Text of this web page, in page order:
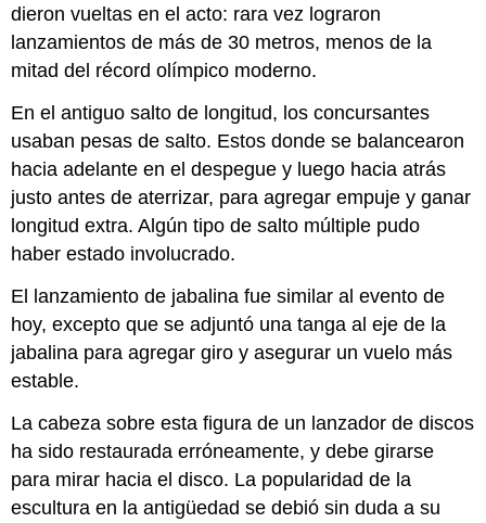
dieron vueltas en el acto: rara vez lograron
lanzamientos de más de 30 metros, menos de la
mitad del récord olímpico moderno.
En el antiguo salto de longitud, los concursantes
usaban pesas de salto. Estos donde se balancearon
hacia adelante en el despegue y luego hacia atrás
justo antes de aterrizar, para agregar empuje y ganar
longitud extra. Algún tipo de salto múltiple pudo
haber estado involucrado.
El lanzamiento de jabalina fue similar al evento de
hoy, excepto que se adjuntó una tanga al eje de la
jabalina para agregar giro y asegurar un vuelo más
estable.
La cabeza sobre esta figura de un lanzador de discos
ha sido restaurada erróneamente, y debe girarse
para mirar hacia el disco. La popularidad de la
escultura en la antigüedad se debió sin duda a su